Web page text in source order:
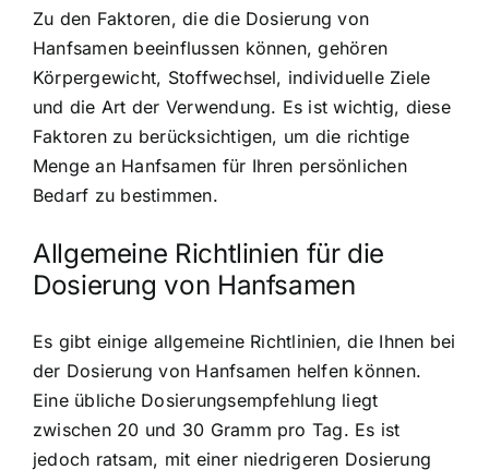
Zu den Faktoren, die die Dosierung von
Hanfsamen beeinflussen können, gehören
Körpergewicht, Stoffwechsel, individuelle Ziele
und die Art der Verwendung. Es ist wichtig, diese
Faktoren zu berücksichtigen, um die richtige
Menge an Hanfsamen für Ihren persönlichen
Bedarf zu bestimmen.
Allgemeine Richtlinien für die
Dosierung von Hanfsamen
Es gibt einige allgemeine Richtlinien, die Ihnen bei
der Dosierung von Hanfsamen helfen können.
Eine übliche Dosierungsempfehlung liegt
zwischen 20 und 30 Gramm pro Tag. Es ist
jedoch ratsam, mit einer niedrigeren Dosierung